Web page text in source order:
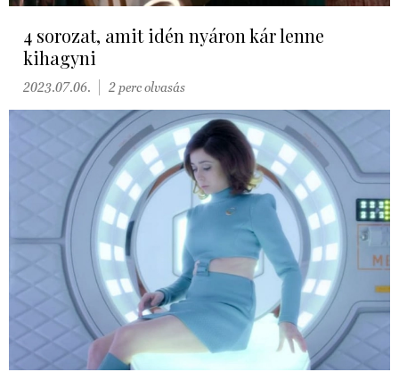
4 sorozat, amit idén nyáron kár lenne
kihagyni
2023.07.06. 2 perc olvasás